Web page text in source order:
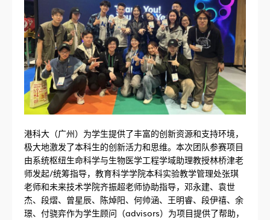
港科大（广州）为学生提供了丰富的创新资源和支持环境，
极大地激发了本科生的创新活力和思维。本次团队参赛项目
由系统枢纽生命科学与生物医学工程学域助理教授林桥津老
师发起/统筹指导，教育科学学院本科实验教学管理处张琪
老师和未来技术学院齐振超老师协助指导，邓永建、袁世
杰、段熠、曾星辰、陈焯阳、何帅涵、王明睿、段伊禧、余
璟、付骁弈作为学生顾问（advisors）为项目提供了帮助，